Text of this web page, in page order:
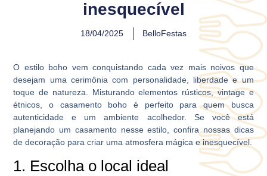
inesquecível
18/04/2025 BelloFestas
O estilo boho vem conquistando cada vez mais noivos que
desejam uma cerimônia com personalidade, liberdade e um
toque de natureza. Misturando elementos rústicos, vintage e
étnicos, o casamento boho é perfeito para quem busca
autenticidade e um ambiente acolhedor. Se você está
planejando um casamento nesse estilo, confira nossas dicas
de decoração para criar uma atmosfera mágica e inesquecível.
1. Escolha o local ideal